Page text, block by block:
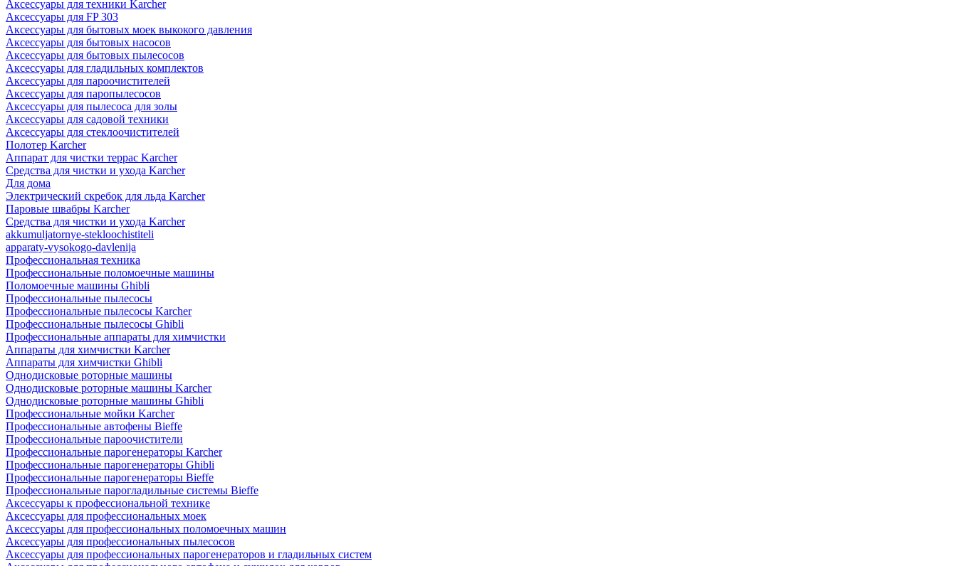
Аксессуары для техники Karcher
Аксессуары для FP 303
Аксессуары для бытовых моек выкокого давления
Аксессуары для бытовых насосов
Аксессуары для бытовых пылесосов
Аксессуары для гладильных комплектов
Аксессуары для пароочистителей
Аксессуары для паропылесосов
Аксессуары для пылесоса для золы
Аксессуары для садовой техники
Аксессуары для стеклоочистителей
Полотер Karcher
Аппарат для чистки террас Karcher
Средства для чистки и ухода Karcher
Для дома
Электрический скребок для льда Karcher
Паровые швабры Karcher
Средства для чистки и ухода Karcher
akkumuljatornye-stekloochistiteli
apparaty-vysokogo-davlenija
Профессиональная техника
Профессиональные поломоечные машины
Поломоечные машины Ghibli
Профессиональные пылесосы
Профессиональные пылесосы Karcher
Профессиональные пылесосы Ghibli
Профессиональные аппараты для химчистки
Аппараты для химчистки Karcher
Аппараты для химчистки Ghibli
Однодисковые роторные машины
Однодисковые роторные машины Karcher
Однодисковые роторные машины Ghibli
Профессиональные мойки Karcher
Профессиональные автофены Bieffe
Профессиональные пароочистители
Профессиональные парогенераторы Karcher
Профессиональные парогенераторы Ghibli
Профессиональные парогенераторы Bieffe
Профессиональные парогладильные системы Bieffe
Аксессуары к профессиональной технике
Аксессуары для профессиональных моек
Аксессуары для профессиональных поломоечных машин
Аксессуары для профессиональных пылесосов
Аксессуары для профессиональных парогенераторов и гладильных систем